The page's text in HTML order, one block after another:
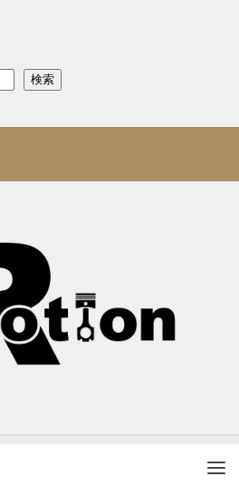
検索